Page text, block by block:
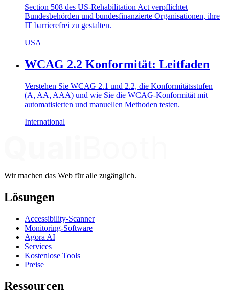
Section 508 des US-Rehabilitation Act verpflichtet
Bundesbehörden und bundesfinanzierte Organisationen, ihre
IT barrierefrei zu gestalten.
USA
WCAG 2.2 Konformität: Leitfaden
Verstehen Sie WCAG 2.1 und 2.2, die Konformitätsstufen
(A, AA, AAA) und wie Sie die WCAG-Konformität mit
automatisierten und manuellen Methoden testen.
International
Wir machen das Web für alle zugänglich.
Lösungen
Accessibility-Scanner
Monitoring-Software
Agora AI
Services
Kostenlose Tools
Preise
Ressourcen